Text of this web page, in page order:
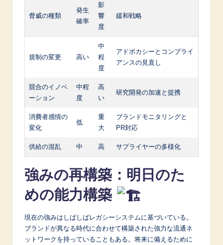
脅威の種類
発生
確率
影
響
度
緩和戦略
規制の変更 高い
中
程
度
アドボカシーとコンプライ
アンスの見直し
競合のイノベ
ーション
中程
度
高
い
研究開発の加速と提携
消費者感情の
変化
低
重
大
ブランドモニタリングと
PR対応
供給の混乱 中 高 サプライヤーの多様化
強みの再構築：明日のた
めの能力構築
現在の強みはしばしばレガシーシステムに基づいている。
ブランドが異なる時代に合わせて構築された強力な流通ネ
ットワークを持っていることもある。将来に備えるために